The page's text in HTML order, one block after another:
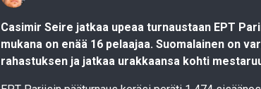
Casimir Seire jatkaa upeaa turnaustaan EPT
mukana on enää 16 pelaajaa. Suomalainen on
rahastuksen ja jatkaa urakkaansa kohti